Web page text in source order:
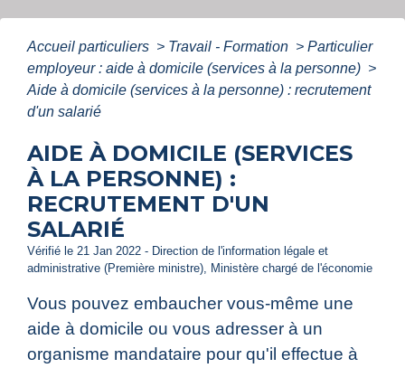
Accueil particuliers > Travail - Formation > Particulier
employeur : aide à domicile (services à la personne) >
Aide à domicile (services à la personne) : recrutement
d'un salarié
AIDE À DOMICILE (SERVICES
À LA PERSONNE) :
RECRUTEMENT D'UN
SALARIÉ
Vérifié le 21 Jan 2022 - Direction de l'information légale et
administrative (Première ministre), Ministère chargé de l'économie
Vous pouvez embaucher vous-même une
aide à domicile ou vous adresser à un
organisme mandataire pour qu'il effectue à